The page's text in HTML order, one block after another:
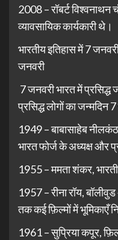
2008 – रॉबर्ट
व्यावसायिक कार्यकारी थे।
भारतीय इतिहास में 7
जनवरी
7 जनवरी भारत में प्रसिद्ध
प्रसिद्ध लोगों का जन्मदिन
1949 – बाबासाहेब नीलकंठ
भारत फोर्ज के अध्यक्ष और
1955 – ममता शंकर,
1957 – रीना रॉय,
तक कई फ़िल्मों में भूमिकाएँ
1961 – सुप्रिया कपूर,